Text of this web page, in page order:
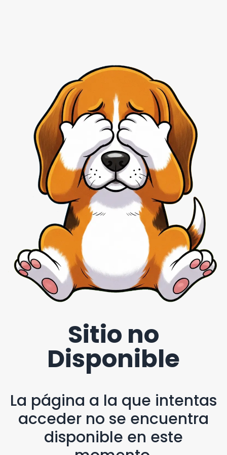
Sitio no
Disponible
La página a la que intentas
acceder no se encuentra
disponible en este